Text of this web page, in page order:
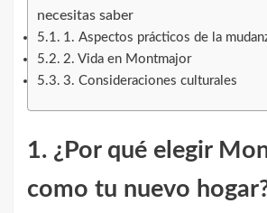
necesitas saber
1. Aspectos prácticos de la
2. Vida en Montmajor
3. Consideraciones culturales
1. ¿Por qué elegir
como tu nuevo